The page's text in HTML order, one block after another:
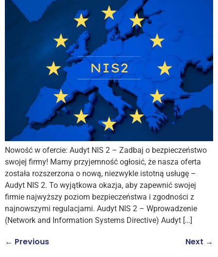
Nowość w ofercie: Audyt NIS 2 – Zadbaj o bezpieczeństwo
swojej firmy! Mamy przyjemność ogłosić, że nasza oferta
została rozszerzona o nową, niezwykle istotną usługę –
Audyt NIS 2. To wyjątkowa okazja, aby zapewnić swojej
firmie najwyższy poziom bezpieczeństwa i zgodności z
najnowszymi regulacjami. Audyt NIS 2 – Wprowadzenie
(Network and Information Systems Directive) Audyt […]
← Previous Next →